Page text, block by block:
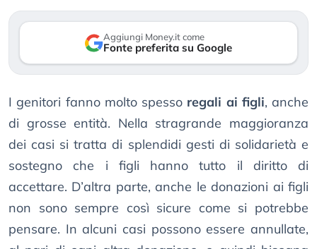
Aggiungi Money.it come
Fonte preferita su Google
I genitori fanno molto spesso regali ai figli, anche
di grosse entità. Nella stragrande maggioranza
dei casi si tratta di splendidi gesti di solidarietà e
sostegno che i figli hanno tutto il diritto di
accettare. D’altra parte, anche le donazioni ai figli
non sono sempre così sicure come si potrebbe
pensare. In alcuni casi possono essere annullate,